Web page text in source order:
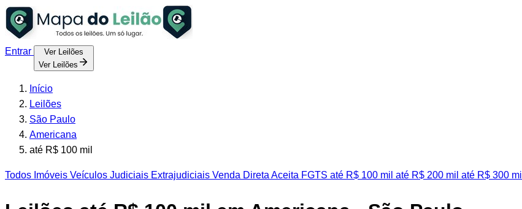
Entrar
Ver Leilões
Ver Leilões
Início
Leilões
São Paulo
Americana
até R$ 100 mil
Todos Imóveis Veículos Judiciais Extrajudiciais Venda Direta Aceita FGTS até R$ 100 mil até R$ 200 mil até R$ 300 mil